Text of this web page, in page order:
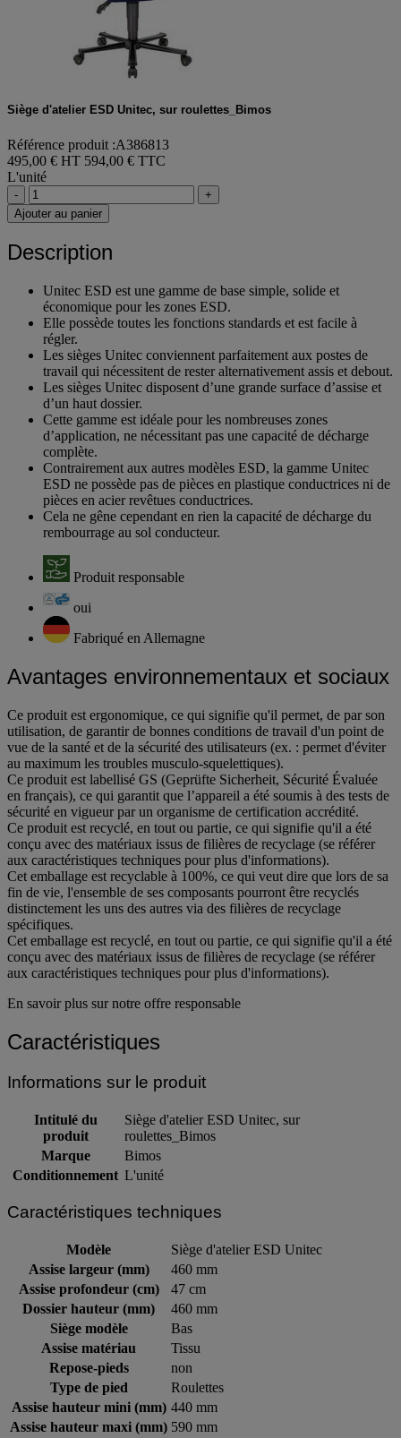
Siège d'atelier ESD Unitec, sur roulettes_Bimos
Référence produit :A386813
495,00 € HT 594,00 € TTC
L'unité
-
+
Ajouter au panier
Description
Unitec ESD est une gamme de base simple, solide et
économique pour les zones ESD.
Elle possède toutes les fonctions standards et est facile à
régler.
Les sièges Unitec conviennent parfaitement aux postes de
travail qui nécessitent de rester alternativement assis et debout.
Les sièges Unitec disposent d’une grande surface d’assise et
d’un haut dossier.
Cette gamme est idéale pour les nombreuses zones
d’application, ne nécessitant pas une capacité de décharge
complète.
Contrairement aux autres modèles ESD, la gamme Unitec
ESD ne possède pas de pièces en plastique conductrices ni de
pièces en acier revêtues conductrices.
Cela ne gêne cependant en rien la capacité de décharge du
rembourrage au sol conducteur.
Produit responsable
oui
Fabriqué en Allemagne
Avantages environnementaux et sociaux
Ce produit est ergonomique, ce qui signifie qu'il permet, de par son
utilisation, de garantir de bonnes conditions de travail d'un point de
vue de la santé et de la sécurité des utilisateurs (ex. : permet d'éviter
au maximum les troubles musculo-squelettiques).
Ce produit est labellisé GS (Geprüfte Sicherheit, Sécurité Évaluée
en français), ce qui garantit que l’appareil a été soumis à des tests de
sécurité en vigueur par un organisme de certification accrédité.
Ce produit est recyclé, en tout ou partie, ce qui signifie qu'il a été
conçu avec des matériaux issus de filières de recyclage (se référer
aux caractéristiques techniques pour plus d'informations).
Cet emballage est recyclable à 100%, ce qui veut dire que lors de sa
fin de vie, l'ensemble de ses composants pourront être recyclés
distinctement les uns des autres via des filières de recyclage
spécifiques.
Cet emballage est recyclé, en tout ou partie, ce qui signifie qu'il a été
conçu avec des matériaux issus de filières de recyclage (se référer
aux caractéristiques techniques pour plus d'informations).
En savoir plus sur notre offre responsable
Caractéristiques
Informations sur le produit
Intitulé du
produit
Siège d'atelier ESD Unitec, sur
roulettes_Bimos
Marque
Bimos
Conditionnement L'unité
Caractéristiques techniques
Modèle
Siège d'atelier ESD Unitec
Assise largeur (mm)
460 mm
Assise profondeur (cm)
47 cm
Dossier hauteur (mm)
460 mm
Siège modèle
Bas
Assise matériau
Tissu
Repose-pieds
non
Type de pied
Roulettes
Assise hauteur mini (mm) 440 mm
Assise hauteur maxi (mm) 590 mm